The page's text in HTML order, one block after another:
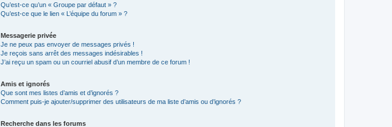
Qu’est-ce qu’un « Groupe par défaut » ?
Qu’est-ce que le lien « L’équipe du forum » ?
Messagerie privée
Je ne peux pas envoyer de messages privés !
Je reçois sans arrêt des messages indésirables !
J’ai reçu un spam ou un courriel abusif d’un membre de ce forum !
Amis et ignorés
Que sont mes listes d’amis et d’ignorés ?
Comment puis-je ajouter/supprimer des utilisateurs de ma liste d’amis ou d’ignorés ?
Recherche dans les forums